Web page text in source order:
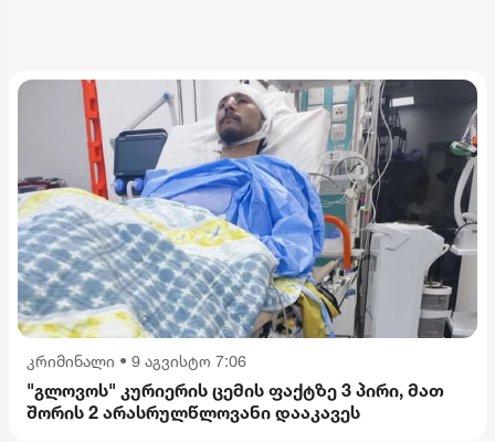
კრიმინალი • 9 აგვისტო 7:06
"გლოვოს" კურიერის ცემის ფაქტზე 3 პირი, მათ
შორის 2 არასრულწლოვანი დააკავეს